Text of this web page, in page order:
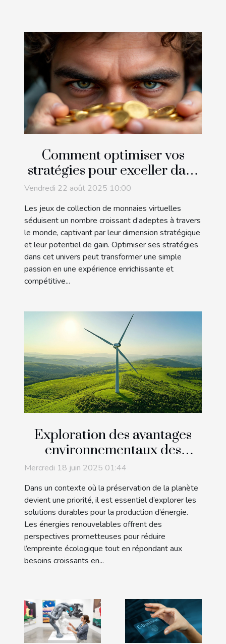
Comment optimiser vos
stratégies pour exceller dans
les jeux de collection de
monnaies virtuelles ?
Vendredi 22 août 2025 10:00
Les jeux de collection de monnaies virtuelles
séduisent un nombre croissant d’adeptes à travers
le monde, captivant par leur dimension stratégique
et leur potentiel de gain. Optimiser ses stratégies
dans cet univers peut transformer une simple
passion en une expérience enrichissante et
compétitive...
Exploration des avantages
environnementaux des
énergies renouvelables
Mercredi 18 juin 2025 01:44
Dans un contexte où la préservation de la planète
devient une priorité, il est essentiel d’explorer les
solutions durables pour la production d’énergie.
Les énergies renouvelables offrent des
perspectives prometteuses pour réduire
l’empreinte écologique tout en répondant aux
besoins croissants en...